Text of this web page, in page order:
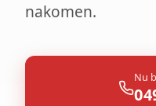
nakomen.
Nu